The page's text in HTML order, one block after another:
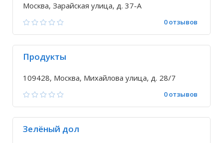
Москва, Зарайская улица, д. 37-А
0 отзывов
Продукты
109428, Москва, Михайлова улица, д. 28/7
0 отзывов
Зелёный дол